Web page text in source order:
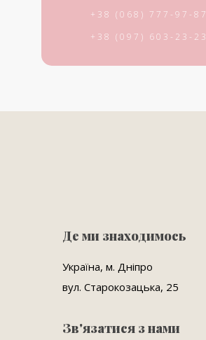
+38 (068) 777-97-87
+38 (097) 603-23-23
Де ми знаходимось
Україна, м. Дніпро
вул. Старокозацька, 25
Зв'язатися з нами